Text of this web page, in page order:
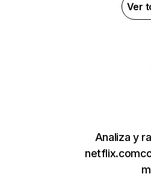
Ver
Analiza y